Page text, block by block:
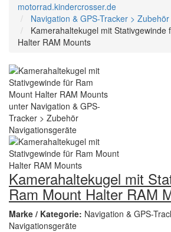
motorrad.kindercrosser.de
Navigation & GPS-Tracker >
Kamerahaltekugel mit Stativgewinde
Halter RAM Mounts
Kamerahaltekugel mit
Ram Mount Halter RAM
Marke / Kategorie: Navigation & GPS-
Navigationsgeräte